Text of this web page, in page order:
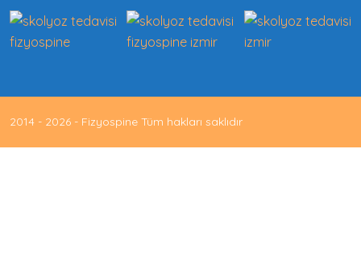
2014 - 2026 - Fizyospine Tüm hakları saklıdır